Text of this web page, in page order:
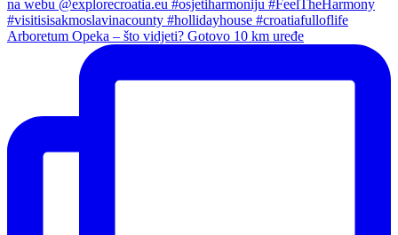
Arboretum Opeka – što vidjeti? Gotovo 10 km uređe